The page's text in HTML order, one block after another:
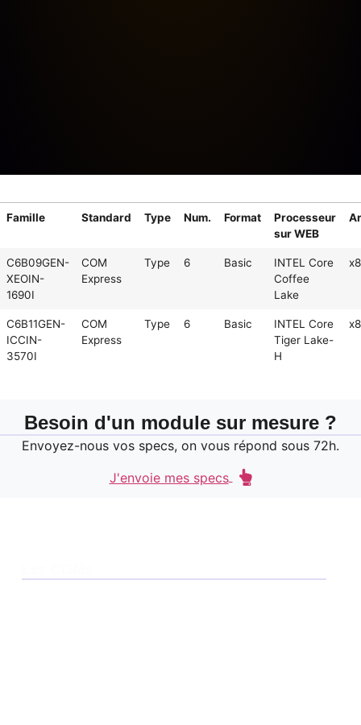
Famille Standard Type Num. Format
Processeur
sur WEB
C6B09GEN-
XEOIN-
1690I
COM
Express
Type 6 Basic
INTEL Core
Coffee
Lake
C6B11GEN-
ICCIN-
3570I
COM
Express
Type 6 Basic
INTEL Core
Tiger Lake-
H
Besoin d'un module sur mesure ?
Envoyez-nous vos specs, on vous répond sous 72h.
J'envoie mes specs